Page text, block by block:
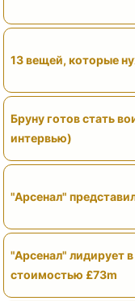
13 вещей, которые
Бруну готов стать
интервью)
"Арсенал"
"Арсенал" лидирует
стоимостью £73m